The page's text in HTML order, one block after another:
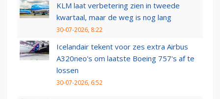
KLM laat verbetering zien in tweede
kwartaal, maar de weg is nog lang
30-07-2026, 8:22
Icelandair tekent voor zes extra Airbus
A320neo's om laatste Boeing 757's af te
lossen
30-07-2026, 6:52